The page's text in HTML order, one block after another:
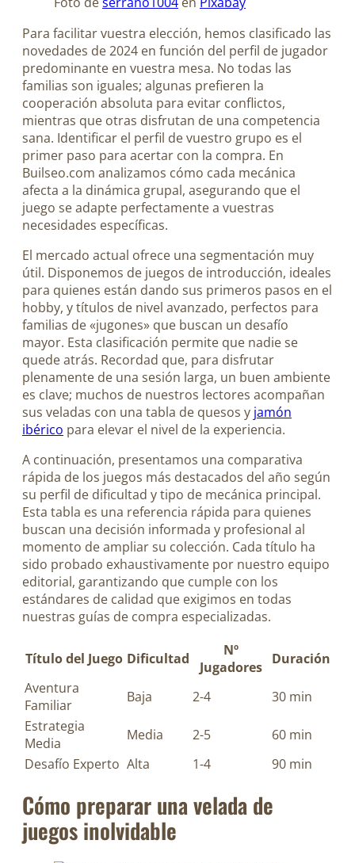
Para facilitar vuestra elección, hemos clasificado las
novedades de 2024 en función del perfil de jugador
predominante en vuestra mesa. No todas las
familias son iguales; algunas prefieren la
cooperación absoluta para evitar conflictos,
mientras que otras disfrutan de una competencia
sana. Identificar el perfil de vuestro grupo es el
primer paso para acertar con la compra. En
Builseo.com analizamos cómo cada mecánica
afecta a la dinámica grupal, asegurando que el
juego se adapte perfectamente a vuestras
necesidades específicas.
El mercado actual ofrece una segmentación muy
útil. Disponemos de juegos de introducción, ideales
para quienes están dando sus primeros pasos en el
hobby, y títulos de nivel avanzado, perfectos para
familias de «jugones» que buscan un desafío
mayor. Esta clasificación permite que nadie se
quede atrás. Recordad que, para disfrutar
plenamente de una sesión larga, un buen ambiente
es clave; muchos de nuestros lectores acompañan
sus veladas con una tabla de quesos y jamón
ibérico para elevar el nivel de la experiencia.
A continuación, presentamos una comparativa
rápida de los juegos más destacados del año según
su perfil de dificultad y tipo de mecánica principal.
Esta tabla es una referencia rápida para quienes
buscan una decisión informada y profesional al
momento de ampliar su colección. Cada título ha
sido probado exhaustivamente por nuestro equipo
editorial, garantizando que cumple con los
estándares de calidad que exigimos en todas
nuestras guías de compra especializadas.
Título del Juego Dificultad
Nº
Jugadores
Duración
Aventura
Familiar
Baja 2-4
30 min
Estrategia
Media
Media 2-5
60 min
Desafío Experto Alta 1-4 90 min
Cómo preparar una velada de
juegos inolvidable